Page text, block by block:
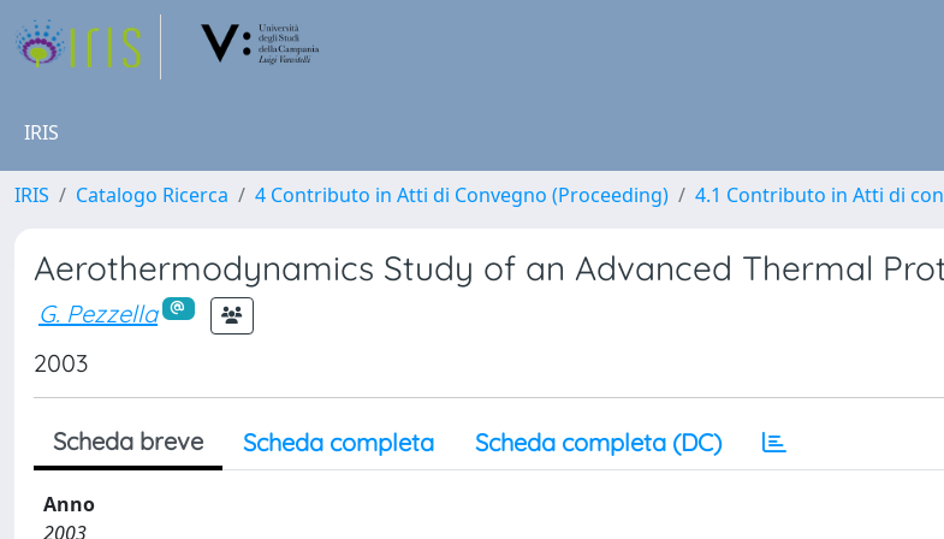
IRIS
IRIS Catalogo Ricerca 4 Contributo in Atti di Convegno (Proceeding) 4.1 Contributo in Atti di
Aerothermodynamics Study of an Advanced Thermal
G. Pezzella
2003
Scheda breve Scheda completa Scheda completa (DC)
Anno
2003